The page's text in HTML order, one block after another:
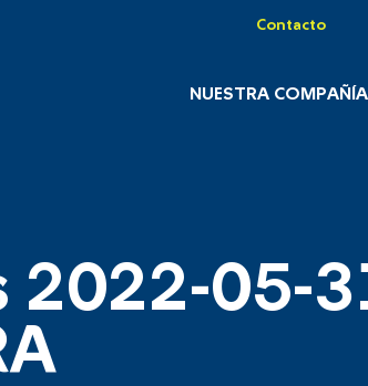
Contacto
NUESTRA COMPAÑÍA
2022-05-